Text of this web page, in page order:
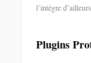
l’intégre
Plugins